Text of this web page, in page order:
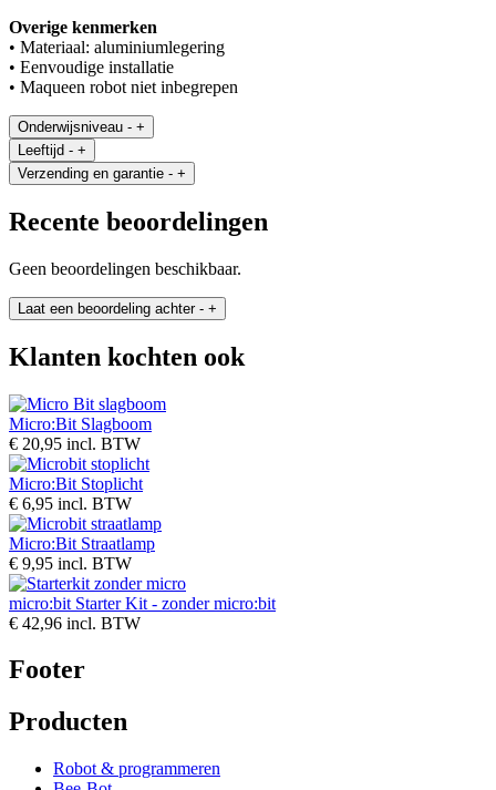
Overige kenmerken
• Materiaal: aluminiumlegering
• Eenvoudige installatie
• Maqueen robot niet inbegrepen
Onderwijsniveau - +
Leeftijd - +
Verzending en garantie - +
Recente beoordelingen
Geen beoordelingen beschikbaar.
Laat een beoordeling achter - +
Klanten kochten ook
Micro:Bit Slagboom
€ 20,95 incl. BTW
Micro:Bit Stoplicht
€ 6,95 incl. BTW
Micro:Bit Straatlamp
€ 9,95 incl. BTW
micro:bit Starter Kit - zonder micro:bit
€ 42,96 incl. BTW
Footer
Producten
Robot & programmeren